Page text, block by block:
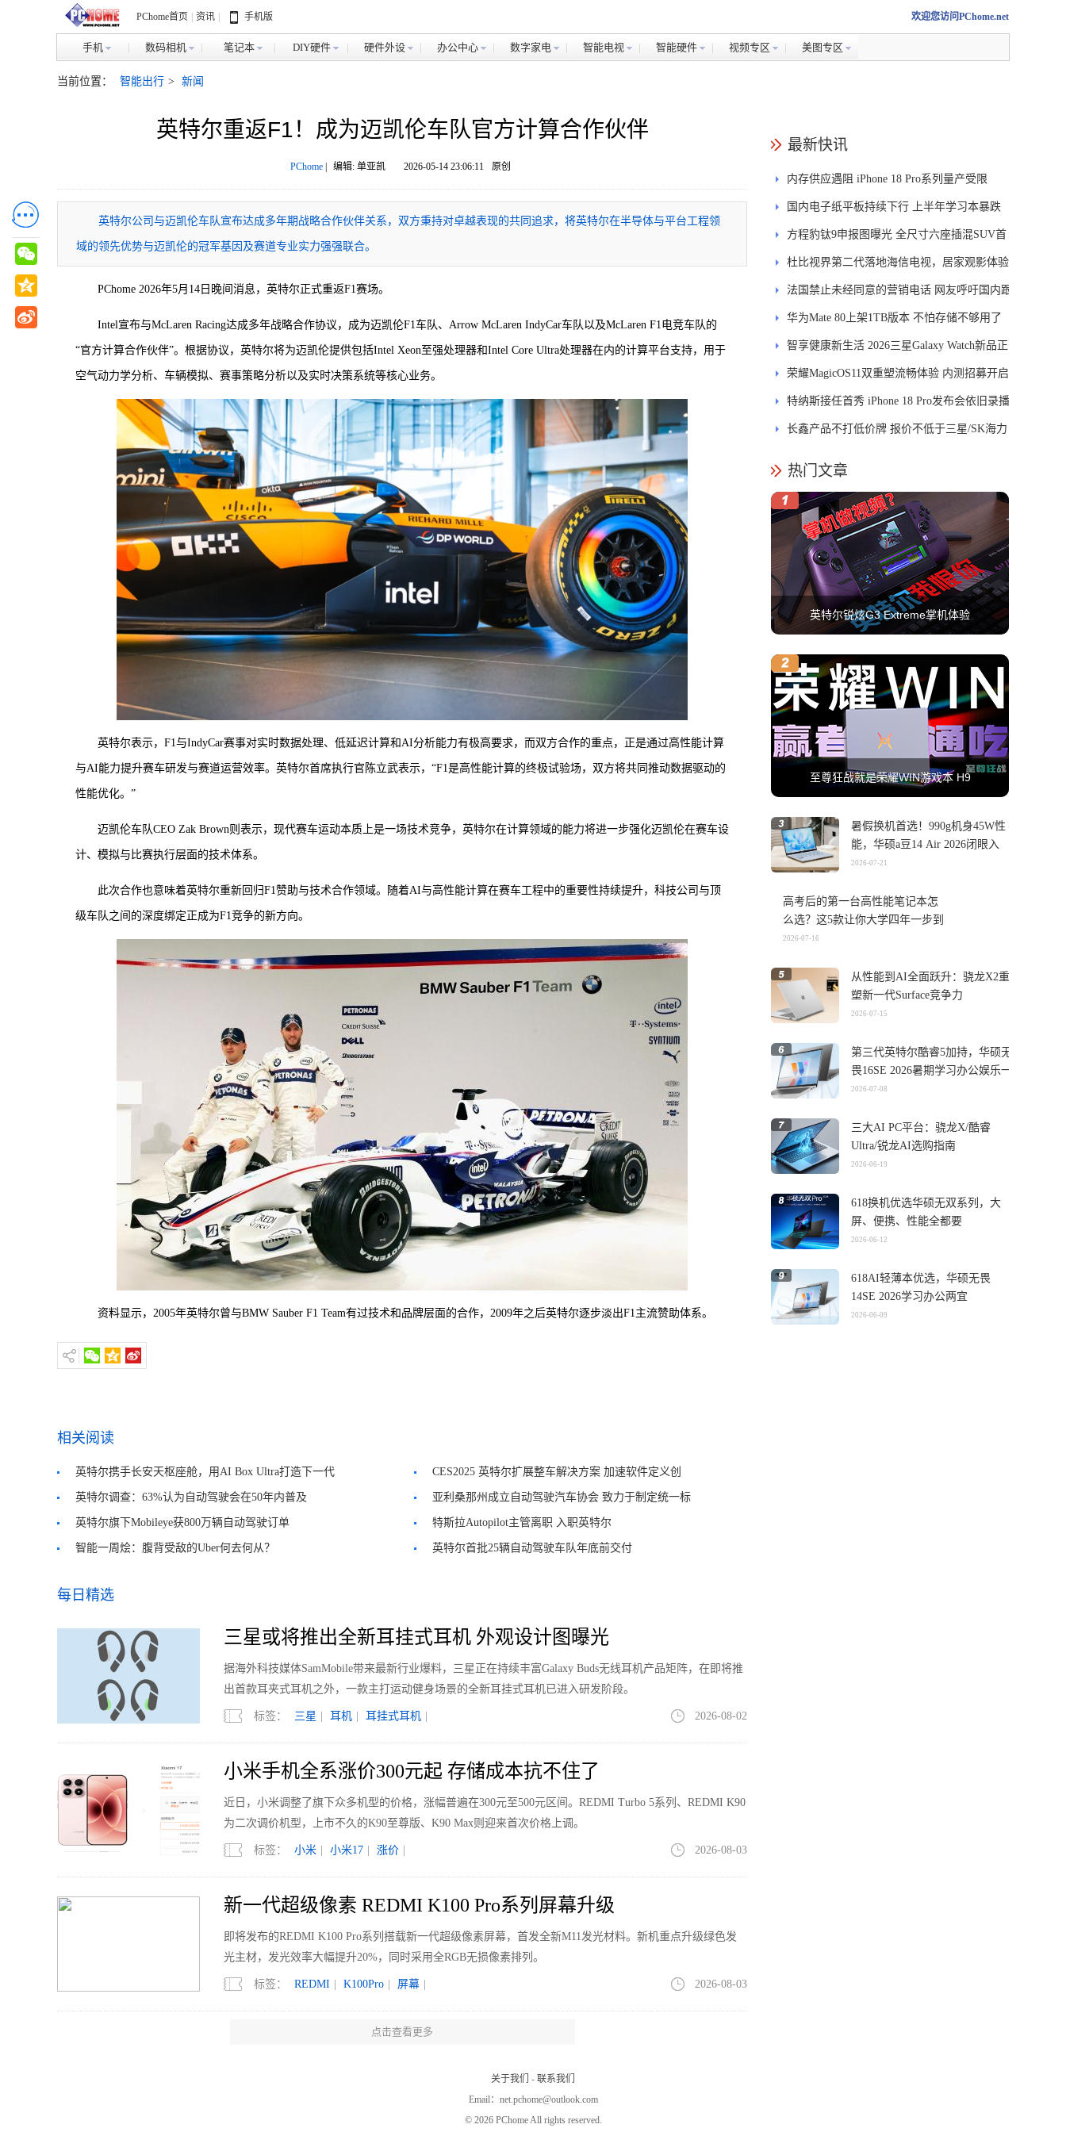
PChome首页 资讯 手机版 欢迎您访问PChome.net
手机 数码相机 笔记本 DIY硬件 硬件外设 办公中心 数字家电 智能电视 智能硬件 视频专区 美图专区
当前位置： 智能出行 > 新闻
英特尔重返F1！成为迈凯伦车队官方计算合作伙伴
PChome| 编辑: 单亚凯 2026-05-14 23:06:11 原创
英特尔公司与迈凯伦车队宣布达成多年期战略合作伙伴关系，双方秉持对卓越表现的共同追求，将英特尔在半导体与平台工程领
域的领先优势与迈凯伦的冠军基因及赛道专业实力强强联合。
PChome 2026年5月14日晚间消息，英特尔正式重返F1赛场。
Intel宣布与McLaren Racing达成多年战略合作协议，成为迈凯伦F1车队、Arrow McLaren IndyCar车队以及McLaren F1电竞车队的
“官方计算合作伙伴”。根据协议，英特尔将为迈凯伦提供包括Intel Xeon至强处理器和Intel Core Ultra处理器在内的计算平台支持，用于
空气动力学分析、车辆模拟、赛事策略分析以及实时决策系统等核心业务。
英特尔表示，F1与IndyCar赛事对实时数据处理、低延迟计算和AI分析能力有极高要求，而双方合作的重点，正是通过高性能计算
与AI能力提升赛车研发与赛道运营效率。英特尔首席执行官陈立武表示，“F1是高性能计算的终极试验场，双方将共同推动数据驱动的
性能优化。”
迈凯伦车队CEO Zak Brown则表示，现代赛车运动本质上是一场技术竞争，英特尔在计算领域的能力将进一步强化迈凯伦在赛车设
计、模拟与比赛执行层面的技术体系。
此次合作也意味着英特尔重新回归F1赞助与技术合作领域。随着AI与高性能计算在赛车工程中的重要性持续提升，科技公司与顶
级车队之间的深度绑定正成为F1竞争的新方向。
资料显示，2005年英特尔曾与BMW Sauber F1 Team有过技术和品牌层面的合作，2009年之后英特尔逐步淡出F1主流赞助体系。
相关阅读
英特尔携手长安天枢座舱，用AI Box Ultra打造下一代
座舱体验
CES2025 英特尔扩展整车解决方案 加速软件定义创
新
英特尔调查：63%认为自动驾驶会在50年内普及 亚利桑那州成立自动驾驶汽车协会 致力于制定统一标
准
英特尔旗下Mobileye获800万辆自动驾驶订单 特斯拉Autopilot主管离职 入职英特尔
智能一周烩：腹背受敌的Uber何去何从？ 英特尔首批25辆自动驾驶车队年底前交付
每日精选
三星或将推出全新耳挂式耳机 外观设计图曝光
据海外科技媒体SamMobile带来最新行业爆料，三星正在持续丰富Galaxy Buds无线耳机产品矩阵，在即将推
出首款耳夹式耳机之外，一款主打运动健身场景的全新耳挂式耳机已进入研发阶段。
标签： 三星 耳机 耳挂式耳机 2026-08-02
小米手机全系涨价300元起 存储成本抗不住了
近日，小米调整了旗下众多机型的价格，涨幅普遍在300元至500元区间。REDMI Turbo 5系列、REDMI K90
为二次调价机型，上市不久的K90至尊版、K90 Max则迎来首次价格上调。
标签： 小米 小米17 涨价 2026-08-03
新一代超级像素 REDMI K100 Pro系列屏幕升级
即将发布的REDMI K100 Pro系列搭载新一代超级像素屏幕，首发全新M11发光材料。新机重点升级绿色发
光主材，发光效率大幅提升20%，同时采用全RGB无损像素排列。
标签： REDMI K100Pro 屏幕 2026-08-03
国内电视销量下滑但均价走高 大屏与Mini LED引领升级
2026年上半年，中国电视市场（不含激光电视）的全渠道零售量为1198万台，同比下降12.7%；销额为499.4
点击查看更多
最新快讯
内存供应遇阻 iPhone 18 Pro系列量产受限
国内电子纸平板持续下行 上半年学习本暴跌
84.6%
方程豹钛9申报图曝光 全尺寸六座插混SUV首
发DMS
杜比视界第二代落地海信电视，居家观影体验
能迎来哪些升级？
法国禁止未经同意的营销电话 网友呼吁国内跟
进
华为Mate 80上架1TB版本 不怕存储不够用了
智享健康新生活 2026三星Galaxy Watch新品正
式开售
荣耀MagicOS11双重塑流畅体验 内测招募开启
特纳斯接任首秀 iPhone 18 Pro发布会依旧录播
长鑫产品不打低价牌 报价不低于三星/SK海力
热门文章
英特尔锐炫G3 Extreme掌机体验
至尊狂战就是荣耀WIN游戏本 H9
暑假换机首选！990g机身45W性
能，华硕a豆14 Air 2026闭眼入
2026-07-21
高考后的第一台高性能笔记本怎
么选？这5款让你大学四年一步到
位
2026-07-16
从性能到AI全面跃升：骁龙X2重
塑新一代Surface竞争力
2026-07-15
第三代英特尔酷睿5加持，华硕无
畏16SE 2026暑期学习办公娱乐一
机搞定
2026-07-08
三大AI PC平台：骁龙X/酷睿
Ultra/锐龙AI选购指南
2026-06-19
618换机优选华硕无双系列，大
屏、便携、性能全都要
2026-06-12
618AI轻薄本优选，华硕无畏
14SE 2026学习办公两宜
2026-06-09
关于我们 - 联系我们
Email：net.pchome@outlook.com
© 2026 PChome All rights reserved.